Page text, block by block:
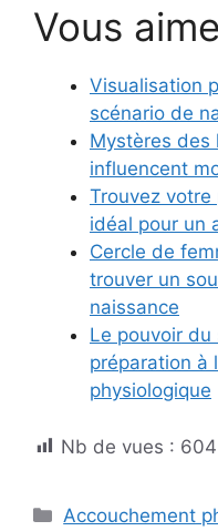
Vous
Visualisation
scénario de
Mystères des
influencent
Trouvez
idéal pour un
Cercle de
trouver un
naissance
Le pouvoir
préparation à
physiologique
Nb de vues : 604
Catégories
Accouchement